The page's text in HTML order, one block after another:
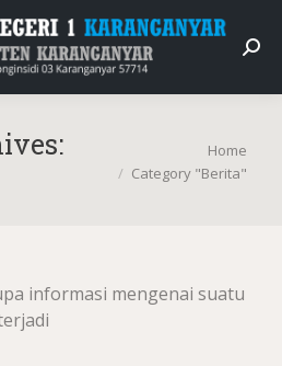
Home
Category "Berita"
informasi mengenai suatu